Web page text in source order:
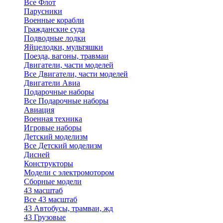
Все Флот
Парусники
Военные корабли
Гражданские суда
Подводные лодки
Яйцелодки, мультяшки
Поезда, вагоны, травмаи
Двигатели, части моделей
Все Двигатели, части моделей
Двигатели Авиа
Подарочные наборы
Все Подарочные наборы
Авиация
Военная техника
Игровые наборы
Детский моделизм
Все Детский моделизм
Дисней
Конструкторы
Модели с электромотором
Сборные модели
43 масштаб
Все 43 масштаб
43 Автобусы, трамваи, жд
43 Грузовые